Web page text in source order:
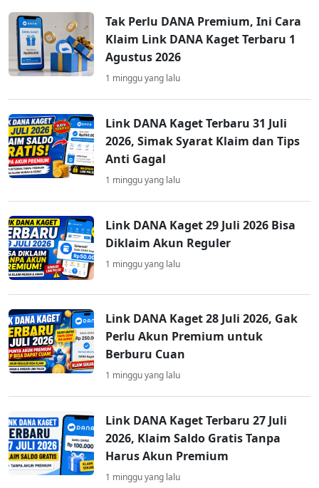
Tak Perlu DANA Premium, Ini Cara
Klaim Link DANA Kaget Terbaru 1
Agustus 2026
1 minggu yang lalu
Link DANA Kaget Terbaru 31 Juli
2026, Simak Syarat Klaim dan Tips
Anti Gagal
1 minggu yang lalu
Link DANA Kaget 29 Juli 2026 Bisa
Diklaim Akun Reguler
1 minggu yang lalu
Link DANA Kaget 28 Juli 2026, Gak
Perlu Akun Premium untuk
Berburu Cuan
1 minggu yang lalu
Link DANA Kaget Terbaru 27 Juli
2026, Klaim Saldo Gratis Tanpa
Harus Akun Premium
1 minggu yang lalu